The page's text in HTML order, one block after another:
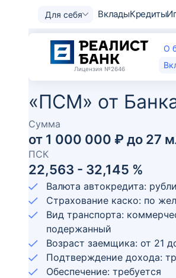
Для себя ВкладыКредиты
Лицензия №2646
О
«ПСМ» от
Сумма
от 1 000 000 ₽ до 27
ПСК
22,563 - 32,145 %
Валюта автокредита: рубли
Страхование каско: по
Вид транспорта:
подержанный
Возраст заемщика: от 21
Подтверждение дохода:
Обеспечение: требуется